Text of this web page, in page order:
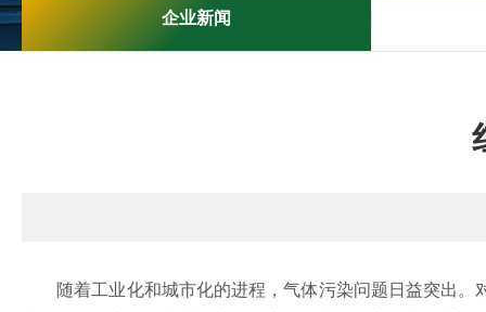
企业新闻
随着工业化和城市化的进程，气体污染问题日益突出。